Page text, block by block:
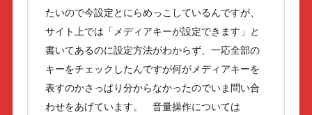
たいので今設定とにらめっこしているんですが、
サイト上では「メディアキーが設定できます」と
書いてあるのに設定方法がわからず、一応全部の
キーをチェックしたんですが何がメディアキーを
表すのかさっぱり分からなかったのでいま問い合
わせをあげています。 音量操作については